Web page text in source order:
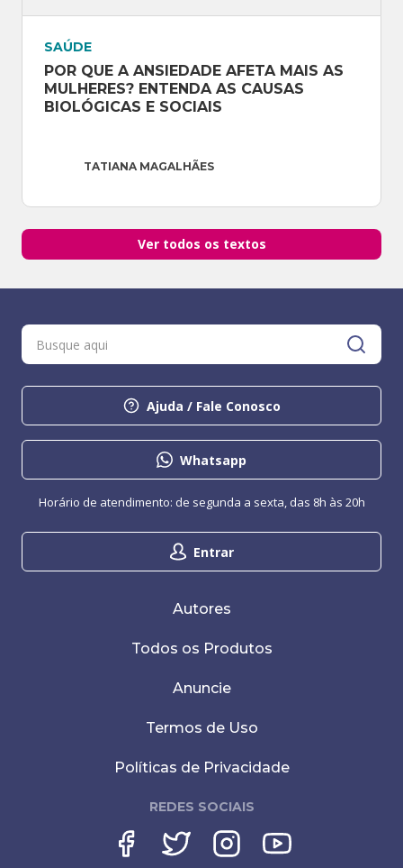
SAÚDE
POR QUE A ANSIEDADE AFETA MAIS AS
MULHERES? ENTENDA AS CAUSAS
BIOLÓGICAS E SOCIAIS
TATIANA MAGALHÃES
Ver todos os textos
Ajuda / Fale Conosco
Whatsapp
Entrar
Horário de atendimento: de segunda a sexta, das 8h às 20h
Autores
Todos os Produtos
Anuncie
Termos de Uso
Políticas de Privacidade
REDES SOCIAIS